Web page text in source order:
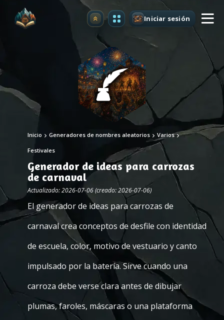
Mejorar Iniciar sesión
Inicio Generadores de nombres aleatorios Varios
Festivales
Generador de ideas para carrozas
de carnaval
Actualizado: 2026-07-06 (creado: 2026-07-06)
El generador de ideas para carrozas de
carnaval crea conceptos de desfile con identidad
de escuela, color, motivo de vestuario y canto
impulsado por la batería. Sirve cuando una
carroza debe verse clara antes de dibujar
plumas, faroles, máscaras o una plataforma